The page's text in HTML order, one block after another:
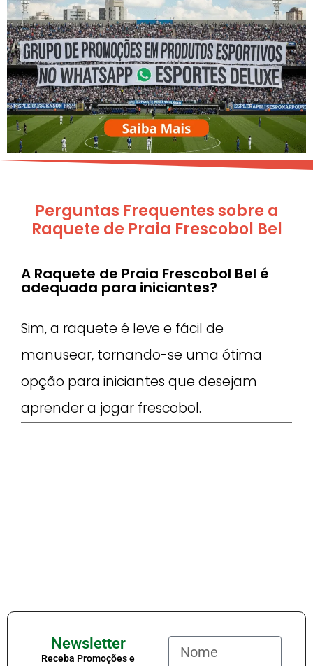
Perguntas Frequentes sobre a
Raquete de Praia Frescobol Bel
A Raquete de Praia Frescobol Bel é
adequada para iniciantes?
Sim, a raquete é leve e fácil de
manusear, tornando-se uma ótima
opção para iniciantes que desejam
aprender a jogar frescobol.
Newsletter
Receba Promoções e